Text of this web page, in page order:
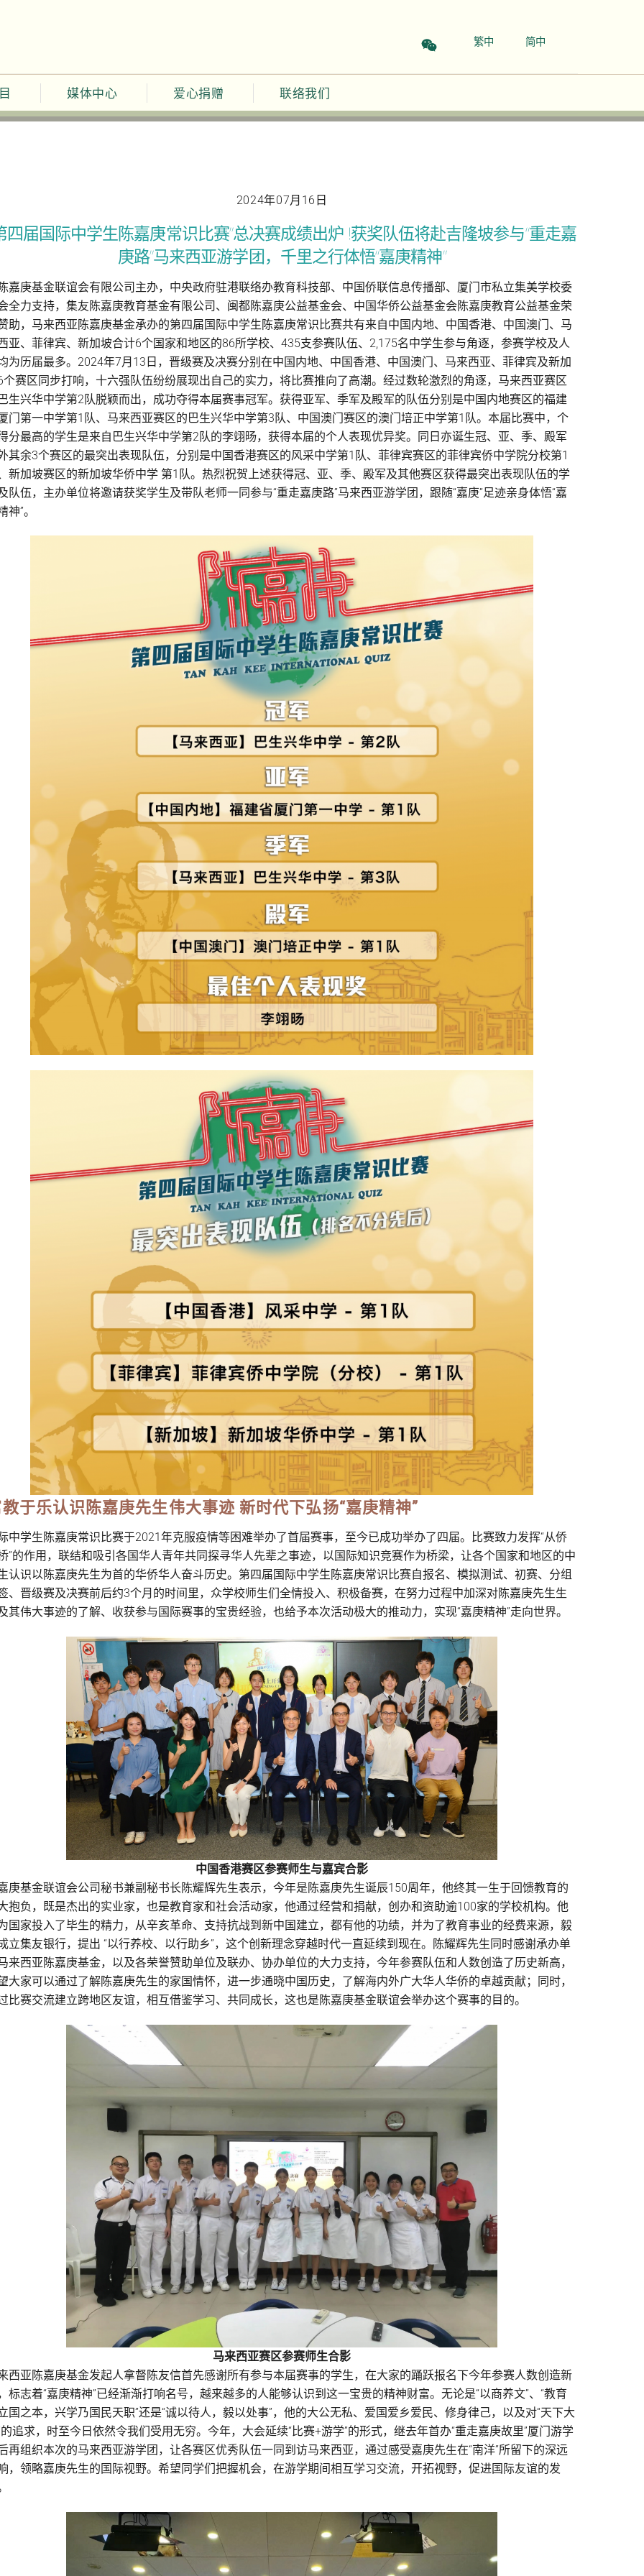
媒体中心 爱心捐赠 联络我们
繁中 简中
2024年07月16日
四届国际中学生陈嘉庚常识比赛”总决赛成绩出炉 !获奖队伍将赴吉隆坡参与“重走嘉
庚路”马来西亚游学团，千里之行体悟“嘉庚精神”
嘉庚基金联谊会有限公司主办，中央政府驻港联络办教育科技部、中国侨联信息传播部、厦门市私立集美学校委
全力支持，集友陈嘉庚教育基金有限公司、闽都陈嘉庚公益基金会、中国华侨公益基金会陈嘉庚教育公益基金荣
助，马来西亚陈嘉庚基金承办的第四届国际中学生陈嘉庚常识比赛共有来自中国内地、中国香港、中国澳门、马
亚、菲律宾、新加坡合计6个国家和地区的86所学校、435支参赛队伍、2,175名中学生参与角逐，参赛学校及人
为历届最多。2024年7月13日，晋级赛及决赛分别在中国内地、中国香港、中国澳门、马来西亚、菲律宾及新加
个赛区同步打响，十六强队伍纷纷展现出自己的实力，将比赛推向了高潮。经过数轮激烈的角逐，马来西亚赛区
生兴华中学第2队脱颖而出，成功夺得本届赛事冠军。获得亚军、季军及殿军的队伍分别是中国内地赛区的福建
门第一中学第1队、马来西亚赛区的巴生兴华中学第3队、中国澳门赛区的澳门培正中学第1队。本届比赛中，个
分最高的学生是来自巴生兴华中学第2队的李翊旸，获得本届的个人表现优异奖。同日亦诞生冠、亚、季、殿军
其余3个赛区的最突出表现队伍，分别是中国香港赛区的风采中学第1队、菲律宾赛区的菲律宾侨中学院分校第1
新加坡赛区的新加坡华侨中学 第1队。热烈祝贺上述获得冠、亚、季、殿军及其他赛区获得最突出表现队伍的学
队伍，主办单位将邀请获奖学生及带队老师一同参与“重走嘉庚路”马来西亚游学团，跟随“嘉庚”足迹亲身体悟“嘉
神”。
于乐认识陈嘉庚先生伟大事迹 新时代下弘扬“嘉庚精神”
中学生陈嘉庚常识比赛于2021年克服疫情等困难举办了首届赛事，至今已成功举办了四届。比赛致力发挥“从侨
”的作用，联结和吸引各国华人青年共同探寻华人先辈之事迹，以国际知识竞赛作为桥梁，让各个国家和地区的中
认识以陈嘉庚先生为首的华侨华人奋斗历史。第四届国际中学生陈嘉庚常识比赛自报名、模拟测试、初赛、分组
、晋级赛及决赛前后约3个月的时间里，众学校师生们全情投入、积极备赛，在努力过程中加深对陈嘉庚先生生
其伟大事迹的了解、收获参与国际赛事的宝贵经验，也给予本次活动极大的推动力，实现“嘉庚精神”走向世界。
中国香港赛区参赛师生与嘉宾合影
庚基金联谊会公司秘书兼副秘书长陈耀辉先生表示，今年是陈嘉庚先生诞辰150周年，他终其一生于回馈教育的
抱负，既是杰出的实业家，也是教育家和社会活动家，他通过经营和捐献，创办和资助逾100家的学校机构。他
国家投入了毕生的精力，从辛亥革命、支持抗战到新中国建立，都有他的功绩，并为了教育事业的经费来源，毅
立集友银行，提出 “以行养校、以行助乡”，这个创新理念穿越时代一直延续到现在。陈耀辉先生同时感谢承办单
来西亚陈嘉庚基金，以及各荣誉赞助单位及联办、协办单位的大力支持，今年参赛队伍和人数创造了历史新高，
大家可以通过了解陈嘉庚先生的家国情怀，进一步通晓中国历史，了解海内外广大华人华侨的卓越贡献；同时，
比赛交流建立跨地区友谊，相互借鉴学习、共同成长，这也是陈嘉庚基金联谊会举办这个赛事的目的。
马来西亚赛区参赛师生合影
西亚陈嘉庚基金发起人拿督陈友信首先感谢所有参与本届赛事的学生，在大家的踊跃报名下今年参赛人数创造新
标志着“嘉庚精神”已经渐渐打响名号，越来越多的人能够认识到这一宝贵的精神财富。无论是“以商养文”、“教育
国之本，兴学乃国民天职”还是“诚以待人，毅以处事”，他的大公无私、爱国爱乡爱民、修身律己，以及对“天下大
的追求，时至今日依然令我们受用无穷。今年，大会延续“比赛+游学”的形式，继去年首办“重走嘉庚故里”厦门游学
再组织本次的马来西亚游学团，让各赛区优秀队伍一同到访马来西亚，通过感受嘉庚先生在“南洋”所留下的深远
，领略嘉庚先生的国际视野。希望同学们把握机会，在游学期间相互学习交流，开拓视野，促进国际友谊的发